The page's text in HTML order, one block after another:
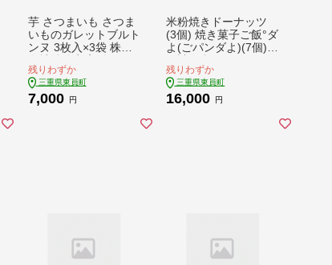
芋 さつまいも さつま
いものガレットブルト
ンヌ 3枚入×3袋 株式
以内に出荷予定(土日
祝除く)》ギフト 送料
無料 サツマイモ クッ
残りわずか
三重県東員町
7,000 円
米粉焼きドーナッツ
(3個) 焼き菓子ご飯°ダ
よ(ごパンダよ)(7個)
(株)K.D.Farm《30日
以内に出荷予定(土日
祝除く)》お菓子 米粉
残りわずか
三重県東員町
16,000 円